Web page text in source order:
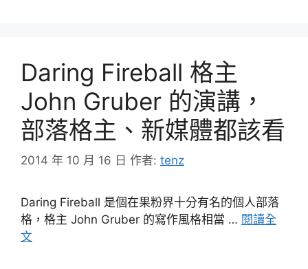
Daring Fireball 格主
John Gruber 的演講，
部落格主、新媒體都該看
2014 年 10 月 16 日 作者: tenz
Daring Fireball 是個在果粉界十分有名的個人部落
格，格主 John Gruber 的寫作風格相當 … 閱讀全
文